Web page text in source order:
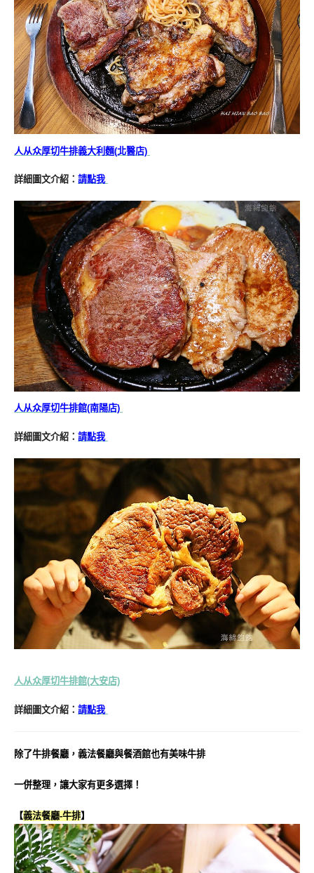
人从众厚切牛排義大利麵(北醫店)
詳細圖文介紹： 請點我
人从众厚切牛排館(南陽店)
詳細圖文介紹： 請點我
人从众厚切牛排館(大安店)
詳細圖文介紹： 請點我
除了牛排餐廳，義法餐廳與餐酒館也有美味牛排
一併整理，讓大家有更多選擇！
【義法餐廳-牛排】